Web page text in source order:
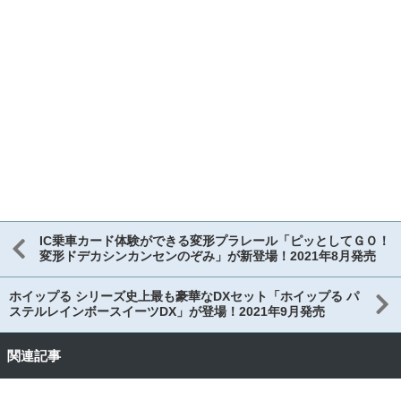
IC乗車カード体験ができる変形プラレール「ピッとしてＧＯ！
変形ドデカシンカンセンのぞみ」が新登場！2021年8月発売
ホイップる シリーズ史上最も豪華なDXセット「ホイップる パ
ステルレインボースイーツDX」が登場！2021年9月発売
関連記事